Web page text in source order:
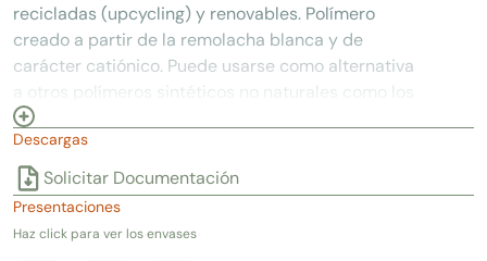
recicladas (upcycling) y renovables. Polímero
creado a partir de la remolacha blanca y de
carácter catiónico. Puede usarse como alternativa
a otros polímeros sintéticos no naturales como los
Polyquaternium-7 o Polyquaternium-10, ofreciendo
una eficacia equivalente en productos de higiene
para el cuerpo y el cabello. Se utiliza en productos
capilares como champús, acondicionadores,
ampollas y serums capilares, así como en
Descargas
Solicitar Documentación
Presentaciones
Haz click para ver los envases